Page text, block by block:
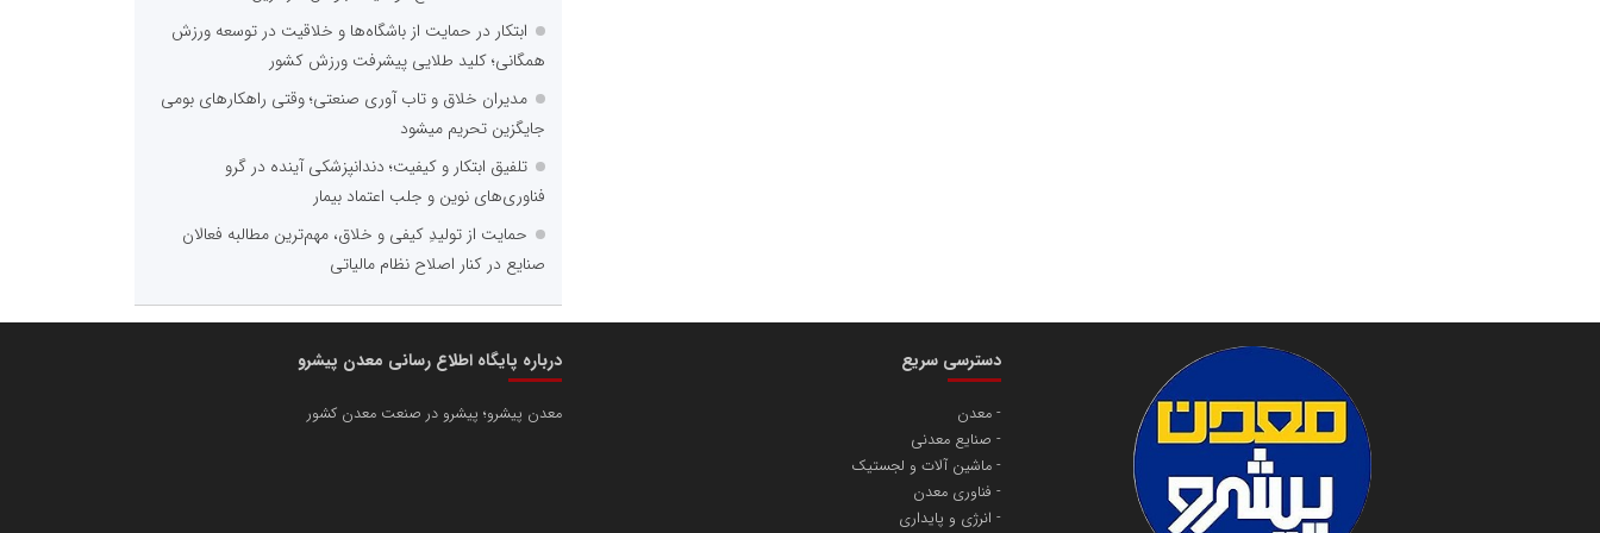
ابتکار در حمایت از باشگاه‌ها و خلاقیت در توسعه ورزش
همگانی؛ کلید طلایی پیشرفت ورزش کشور
مدیران خلاق و تاب آوری صنعتی؛ وقتی راهکارهای بومی
جایگزین تحریم میشود
تلفیق ابتکار و کیفیت؛ دندانپزشکی آینده در گرو
فناوری‌های نوین و جلب اعتماد بیمار
حمایت از تولیدِ کیفی و خلاق، مهم‌ترین مطالبه فعالان
صنایع در کنار اصلاح نظام مالیاتی
دسترسی سریع
معدن
صنایع معدنی
ماشین آلات و لجستیک
فناوری معدن
انرژی و پایداری
درباره پایگاه اطلاع رسانی معدن پیشرو
معدن پیشرو؛ پیشرو در صنعت معدن کشور